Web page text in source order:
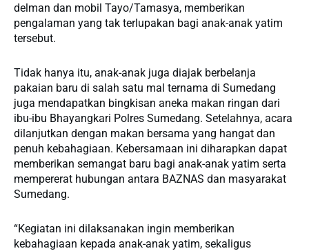
delman dan mobil Tayo/Tamasya, memberikan
pengalaman yang tak terlupakan bagi anak-anak yatim
tersebut.
Tidak hanya itu, anak-anak juga diajak berbelanja
pakaian baru di salah satu mal ternama di Sumedang
juga mendapatkan bingkisan aneka makan ringan dari
ibu-ibu Bhayangkari Polres Sumedang. Setelahnya, acara
dilanjutkan dengan makan bersama yang hangat dan
penuh kebahagiaan. Kebersamaan ini diharapkan dapat
memberikan semangat baru bagi anak-anak yatim serta
mempererat hubungan antara BAZNAS dan masyarakat
Sumedang.
“Kegiatan ini dilaksanakan ingin memberikan
kebahagiaan kepada anak-anak yatim, sekaligus